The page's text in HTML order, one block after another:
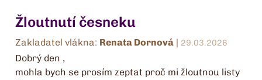
Žloutnutí česneku
Zakladatel vlákna: Renata Dornová | 29.03.2026
Dobrý den ,
mohla bych se prosím zeptat proč mi žloutnou listy